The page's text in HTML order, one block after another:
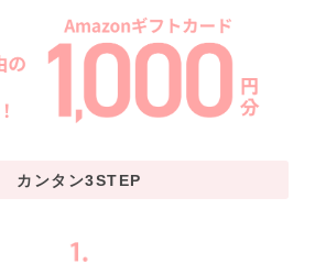
カンタン3STEP